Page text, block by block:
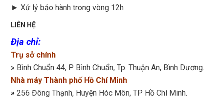
► Xử lý bảo hành trong vòng 12h
LIÊN HỆ
Địa chỉ:
Trụ sở chính
» Bình Chuẩn 44, P. Bình Chuẩn, Tp. Thuận An, Bình Dương.
Nhà máy Thành phố Hồ Chí Minh
» 256 Đông Thạnh, Huyện Hóc Môn, TP Hồ Chí Minh.